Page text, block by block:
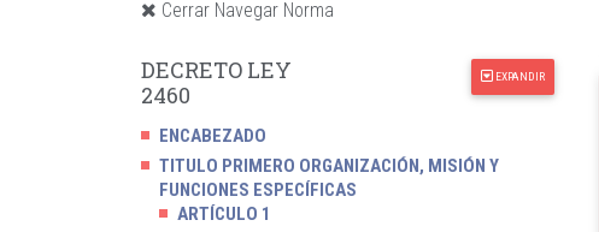
Cerrar Navegar Norma
DECRETO LEY
2460
EXPANDIR
ENCABEZADO
TITULO PRIMERO ORGANIZACIÓN, MISIÓN Y
FUNCIONES ESPECÍFICAS
ARTÍCULO 1